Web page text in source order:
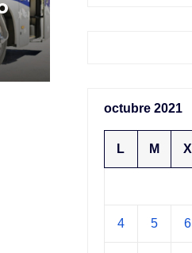
octubre 2021
L M X
4 5 6